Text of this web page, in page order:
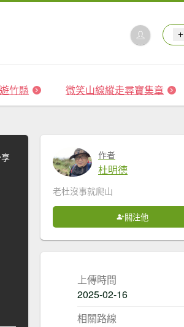
竹縣 微笑山線縱走尋寶集章
作者
杜明德
老杜沒事就爬山
關注他
上傳時間
2025-02-16
相關路線